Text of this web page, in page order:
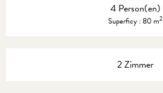
4 Person(en)
Superficy : 80 m2
2 Zimmer